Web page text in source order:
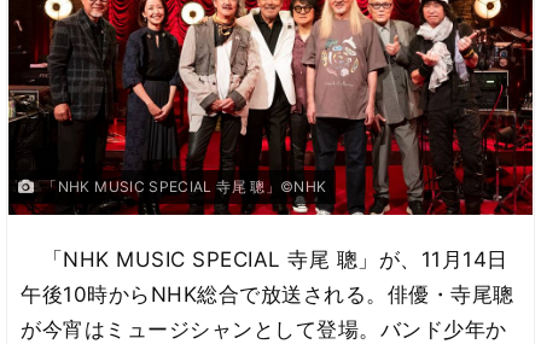
「NHK MUSIC SPECIAL 寺尾 聰」©NHK
「NHK MUSIC SPECIAL 寺尾 聰」が、11月14日
午後10時からNHK総合で放送される。俳優・寺尾聰
が今宵はミュージシャンとして登場。バンド少年か